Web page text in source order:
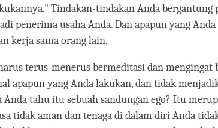
Tindakan-tindakan Anda bergantung
penerima usaha Anda. Dan apapun yang
kerja sama orang lain.
terus-menerus bermeditasi dan mengingat
apapun yang Anda lakukan, dan tidak
Anda tahu itu sebuah sandungan ego? Itu
tidak aman dan tenaga di dalam diri Anda